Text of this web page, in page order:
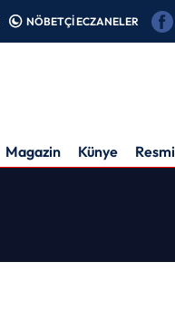
NÖBETÇİ ECZANELER
Magazin Künye